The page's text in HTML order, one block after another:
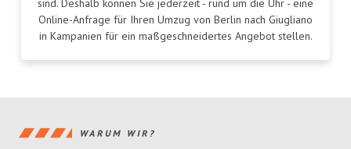
sind. Deshalb können Sie jederzeit - rund um die Uhr - eine
Online-Anfrage für Ihren Umzug von Berlin nach Giugliano
in Kampanien für ein maßgeschneidertes Angebot stellen.
WARUM WIR?